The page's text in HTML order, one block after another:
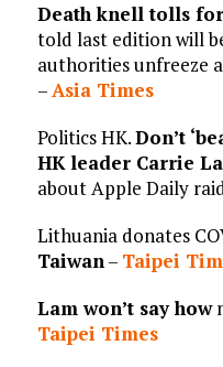
Death knell tolls
told last edition will
authorities unfreeze
–Asia Times
Politics HK.Don’t
HK leader Carrie
about Apple Daily
Lithuania donates
Taiwan– Taipei
Lam won’t say how
Taipei Times